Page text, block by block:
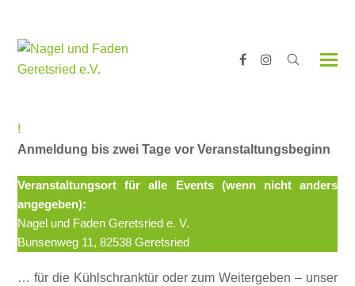
Facebook
Instagram
!
Anmeldung bis zwei Tage vor Veranstaltungsbeginn
Veranstaltungsort für alle Events (wenn nicht anders
angegeben):
Nagel und Faden Geretsried e. V.
Bunsenweg 11, 82538 Geretsried
… für die Kühlschranktür oder zum Weitergeben – unser